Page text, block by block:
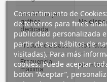
Modelo tarjeta
gráfica
dedicada:
No
Frecuencia base: No
Frecuencia
máxima:
No
Consentimiento de
de terceros para fines
publicidad personalizada
partir de sus hábitos de
visitadas). Para más
cookies. Puede aceptar
botón “Aceptar”,